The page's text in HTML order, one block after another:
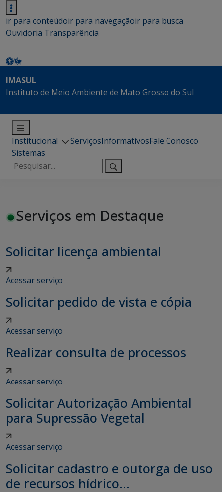
ir para conteúdoir para navegaçãoir para busca
Ouvidoria Transparência
IMASUL
Instituto de Meio Ambiente de Mato Grosso do Sul
Institucional ServiçosInformativosFale Conosco
Sistemas
Pesquisar
por:
Serviços em Destaque
Solicitar licença ambiental
Acessar serviço
Solicitar pedido de vista e cópia
Acessar serviço
Realizar consulta de processos
Acessar serviço
Solicitar Autorização Ambiental
para Supressão Vegetal
Acessar serviço
Solicitar cadastro e outorga de uso
de recursos hídrico...